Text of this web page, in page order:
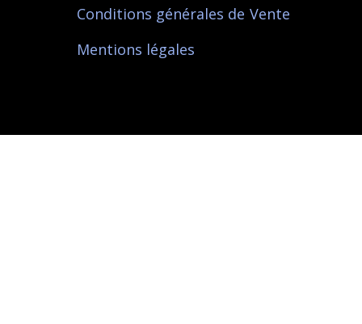
Conditions générales de Vente
Mentions légales